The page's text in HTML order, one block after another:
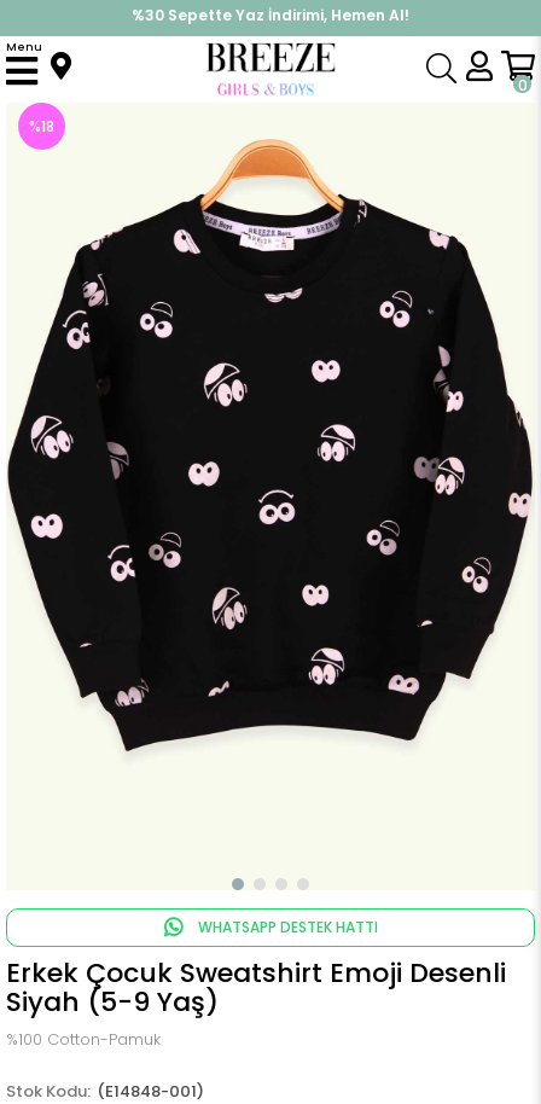
%30 Sepette Yaz İndirimi, Hemen Al!
İndirimlere ek %10 İndirimi Kap, Hemen Üye Ol!
0
Menu
Anasayfa Üst Giyim Sweatshirt
%18
WHATSAPP DESTEK HATTI
Erkek Çocuk Sweatshirt Emoji Desenli
Siyah (5-9 Yaş)
%100 Cotton-Pamuk
(E14848-001)